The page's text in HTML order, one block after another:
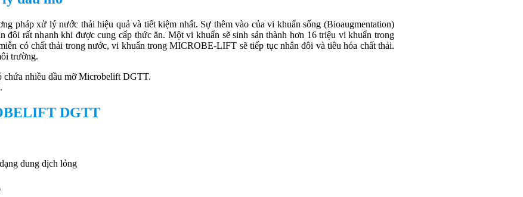
pháp xử lý nước thải hiệu quả và tiết kiệm nhất. Sự thêm vào của vi khuẩn sống (Bioaugmentation)
rất nhanh khi được cung cấp thức ăn. Một vi khuẩn sẽ sinh sản thành hơn 16 triệu vi khuẩn trong
có chất thải trong nước, vi khuẩn trong MICROBE-LIFT sẽ tiếp tục nhân đôi và tiêu hóa chất thải.
trường.
chứa nhiều dầu mỡ Microbelift DGTT.
DGTT
dung dịch lỏng